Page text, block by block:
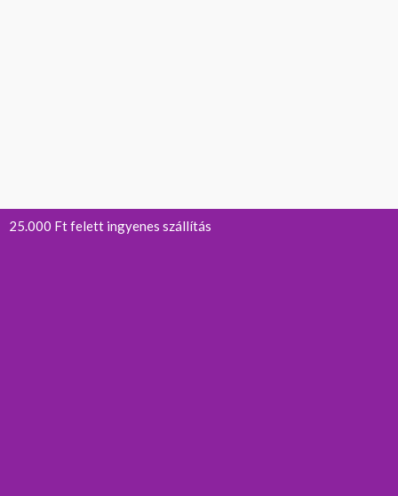
25.000 Ft felett ingyenes szállítás